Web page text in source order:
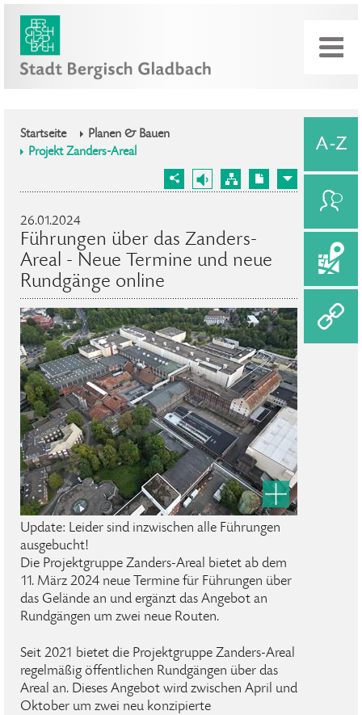
Startseite
Planen & Bauen
Projekt Zanders-Areal
26.01.2024
Führungen über das Zanders-
Areal - Neue Termine und neue
Rundgänge online
Update: Leider sind inzwischen alle Führungen
ausgebucht!
Die Projektgruppe Zanders-Areal bietet ab dem
11. März 2024 neue Termine für Führungen über
das Gelände an und ergänzt das Angebot an
Rundgängen um zwei neue Routen.
Seit 2021 bietet die Projektgruppe Zanders-Areal
regelmäßig öffentlichen Rundgängen über das
Areal an. Dieses Angebot wird zwischen April und
Oktober um zwei neu konzipierte